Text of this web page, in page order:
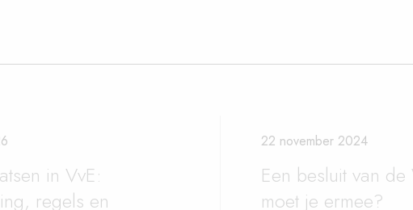
in VvE:
regels en
22 november 2024
Een besluit van
moet je ermee?